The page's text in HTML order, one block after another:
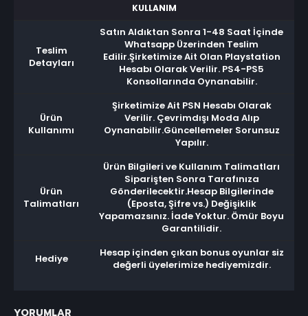
KULLANIM
Teslim
Detayları
Satın Aldıktan Sonra 1-48 Saat İçinde
Whatsapp Üzerinden Teslim
Edilir.Şirketimize Ait Olan Playstation
Hesabı Olarak Verilir. PS4-PS5
Konsollarında Oynanabilir.
Ürün
Kullanımı
Şirketimize Ait PSN Hesabı Olarak
Verilir. Çevrimdışı Moda Alıp
Oynanabilir.Güncellemeler Sorunsuz
Yapılır.
Ürün
Talimatları
Ürün Bilgileri ve Kullanım Talimatları
Siparişten Sonra Tarafınıza
Gönderilecektir.Hesap Bilgilerinde
(Eposta, Şifre vs.) Değişiklik
Yapamazsınız. İade Yoktur. Ömür Boyu
Garantilidir.
Hediye
Hesap içinden çıkan bonus oyunlar siz
değerli üyelerimize hediyemizdir.
YORUMLAR